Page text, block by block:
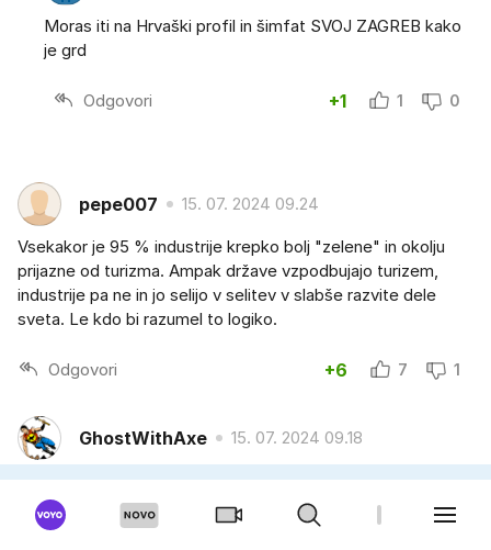
Moras iti na Hrvaški profil in šimfat SVOJ ZAGREB kako
je grd
Odgovori +1 1 0
pepe007 15. 07. 2024 09.24
Vsekakor je 95 % industrije krepko bolj "zelene" in okolju
prijazne od turizma. Ampak države vzpodbujajo turizem,
industrije pa ne in jo selijo v selitev v slabše razvite dele
sveta. Le kdo bi razumel to logiko.
Odgovori +6 7 1
GhostWithAxe 15. 07. 2024 09.18
Ze v naslovu ki je bajdvej napisan manipulativno "denar
pobirajo" je jasno kam pes taco moli. Denar se ne pobira
ampak je zasluzen denar, placilo za prevoz itd... v naslovu